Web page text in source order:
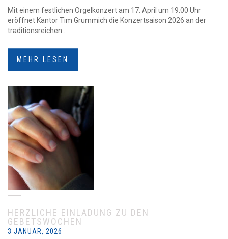
Mit einem festlichen Orgelkonzert am 17. April um 19.00 Uhr
eröffnet Kantor Tim Grummich die Konzertsaison 2026 an der
traditionsreichen...
MEHR LESEN
HERZLICHE EINLADUNG ZU DEN
GEBETSWOCHEN
3 JANUAR, 2026